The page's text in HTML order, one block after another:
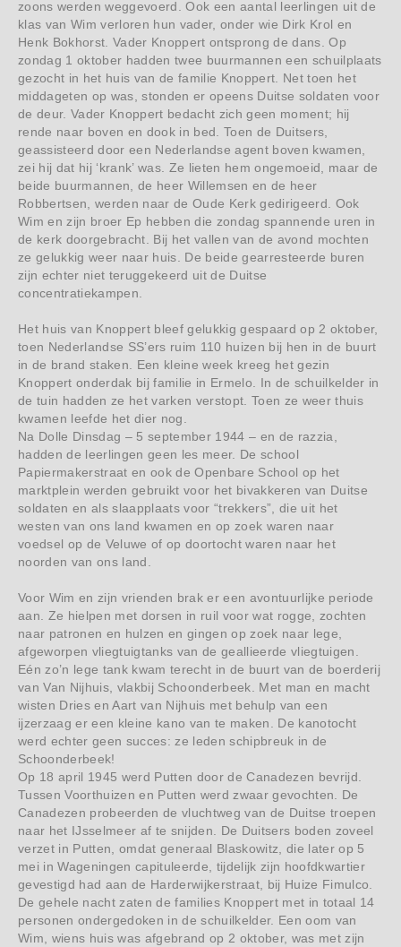
zoons werden weggevoerd. Ook een aantal leerlingen uit de
klas van Wim verloren hun vader, onder wie Dirk Krol en
Henk Bokhorst. Vader Knoppert ontsprong de dans. Op
zondag 1 oktober hadden twee buurmannen een schuilplaats
gezocht in het huis van de familie Knoppert. Net toen het
middageten op was, stonden er opeens Duitse soldaten voor
de deur. Vader Knoppert bedacht zich geen moment; hij
rende naar boven en dook in bed. Toen de Duitsers,
geassisteerd door een Nederlandse agent boven kwamen,
zei hij dat hij ‘krank’ was. Ze lieten hem ongemoeid, maar de
beide buurmannen, de heer Willemsen en de heer
Robbertsen, werden naar de Oude Kerk gedirigeerd. Ook
Wim en zijn broer Ep hebben die zondag spannende uren in
de kerk doorgebracht. Bij het vallen van de avond mochten
ze gelukkig weer naar huis. De beide gearresteerde buren
zijn echter niet teruggekeerd uit de Duitse
concentratiekampen.
Het huis van Knoppert bleef gelukkig gespaard op 2 oktober,
toen Nederlandse SS’ers ruim 110 huizen bij hen in de buurt
in de brand staken. Een kleine week kreeg het gezin
Knoppert onderdak bij familie in Ermelo. In de schuilkelder in
de tuin hadden ze het varken verstopt. Toen ze weer thuis
kwamen leefde het dier nog.
Na Dolle Dinsdag – 5 september 1944 – en de razzia,
hadden de leerlingen geen les meer. De school
Papiermakerstraat en ook de Openbare School op het
marktplein werden gebruikt voor het bivakkeren van Duitse
soldaten en als slaapplaats voor “trekkers”, die uit het
westen van ons land kwamen en op zoek waren naar
voedsel op de Veluwe of op doortocht waren naar het
noorden van ons land.
Voor Wim en zijn vrienden brak er een avontuurlijke periode
aan. Ze hielpen met dorsen in ruil voor wat rogge, zochten
naar patronen en hulzen en gingen op zoek naar lege,
afgeworpen vliegtuigtanks van de geallieerde vliegtuigen.
Eén zo’n lege tank kwam terecht in de buurt van de boerderij
van Van Nijhuis, vlakbij Schoonderbeek. Met man en macht
wisten Dries en Aart van Nijhuis met behulp van een
ijzerzaag er een kleine kano van te maken. De kanotocht
werd echter geen succes: ze leden schipbreuk in de
Schoonderbeek!
Op 18 april 1945 werd Putten door de Canadezen bevrijd.
Tussen Voorthuizen en Putten werd zwaar gevochten. De
Canadezen probeerden de vluchtweg van de Duitse troepen
naar het IJsselmeer af te snijden. De Duitsers boden zoveel
verzet in Putten, omdat generaal Blaskowitz, die later op 5
mei in Wageningen capituleerde, tijdelijk zijn hoofdkwartier
gevestigd had aan de Harderwijkerstraat, bij Huize Fimulco.
De gehele nacht zaten de families Knoppert met in totaal 14
personen ondergedoken in de schuilkelder. Een oom van
Wim, wiens huis was afgebrand op 2 oktober, was met zijn